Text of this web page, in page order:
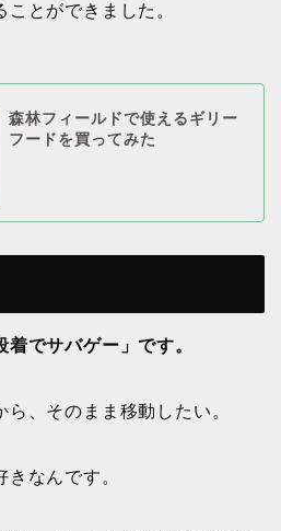
とができました。
森林フィールドで使えるギリー
フードを買ってみた
でサバゲー」です。
、そのまま移動したい。
なんです。